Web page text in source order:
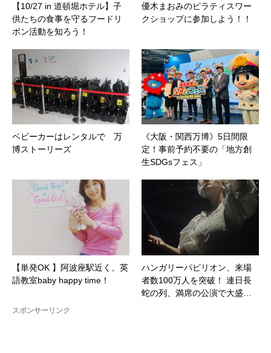
【10/27 in 道頓堀ホテル】子
供たちの食事を守るフードリ
ボン活動を知ろう！
優木まおみのピラティスワー
クショップに参加しよう！！
ベビーカーはレンタルで 万
博ストーリーズ
《大阪・関西万博》5日間限
定！事前予約不要の「地方創
生SDGsフェス」
【単発OK 】阿波座駅近く、英
語教室baby happy time！
ハンガリーパビリオン、来場
者数100万人を突破！ 連日長
蛇の列、満席の公演で大盛…
スポンサーリンク